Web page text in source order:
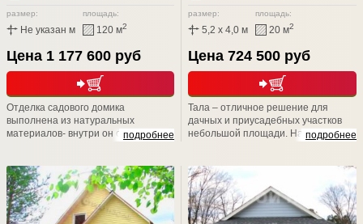
размер:
Не указан м
площадь:
120 м2
Цена 1 177 600 руб
подробнее
Отделка садового домика
выполнена из натуральных
материалов- внутри он отделан
размер:
5,2 x 4,0 м
площадь:
20 м2
Цена 724 500 руб
подробнее
Тала – отличное решение для
дачных и приусадебных участков
небольшой площади. На
постройки. Двухэтажный дом
позволяет получить две
просторные комнаты и веранду.
При этом он занимает совсем